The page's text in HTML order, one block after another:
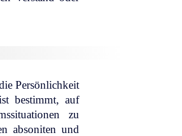
Persönlichkeit
bestimmt, auf
zu
absoniten und